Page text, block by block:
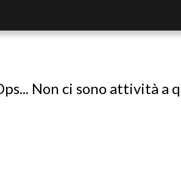
Non ci sono attività a